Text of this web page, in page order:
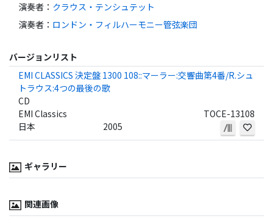
演奏者 ： クラウス・テンシュテット
演奏者 ： ロンドン・フィルハーモニー管弦楽団
バージョンリスト
EMI CLASSICS 決定盤 1300 108::マーラー:交響曲第4番/R.シュ
トラウス:4つの最後の歌
CD
EMI Classics
TOCE-13108
日本
2005
ギャラリー
関連画像